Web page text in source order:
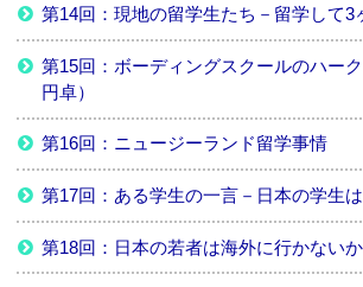
第14回：現地の留学生たち－留学して3
第15回：ボーディングスクールのハー
円卓）
第16回：ニュージーランド留学事情
第17回：ある学生の一言－日本の学生
第18回：日本の若者は海外に行かないか